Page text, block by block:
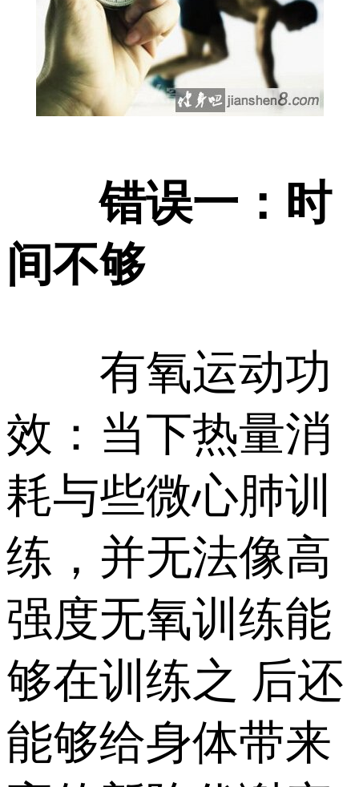
错误一：时
间不够
有氧运动功
效：当下热量消
耗与些微心肺训
练，并无法像高
强度无氧训练能
够在训练之 后还
能够给身体带来